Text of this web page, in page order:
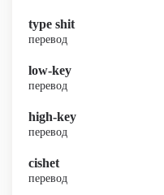
type shit
перевод
low-key
перевод
high-key
перевод
cishet
перевод